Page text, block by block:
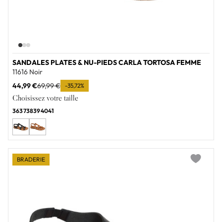
SANDALES PLATES & NU-PIEDS CARLA TORTOSA FEMME
11616 Noir
44,99 €69,99 € -35,72%
Choisissez votre taille
363738394041
BRADERIE